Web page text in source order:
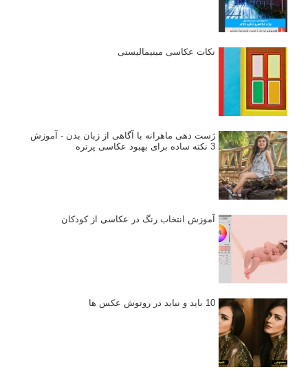
نکات عکاسی مینیمالیستی
ژست دهی ماهرانه با آگاهی از زبان بدن - آموزش
3 نکته ساده برای بهبود عکاسی پرتره
آموزش انتخاب رنگ در عکاسی از کودکان
10 باید و نباید در روتوش عکس ها